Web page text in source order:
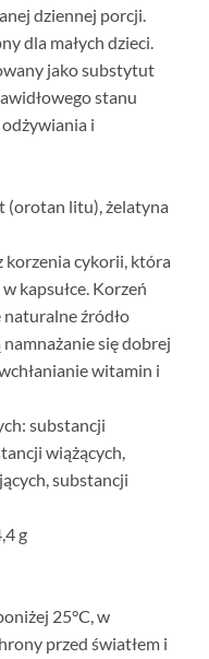
dziennej porcji.
dla małych dzieci.
jako substytut
stanu
i
(orotan litu), żelatyna
korzenia cykorii, która
kapsułce. Korzeń
źródło
się dobrej
witamin i
substancji
wiążących,
substancji
g
25°C, w
przed światłem i